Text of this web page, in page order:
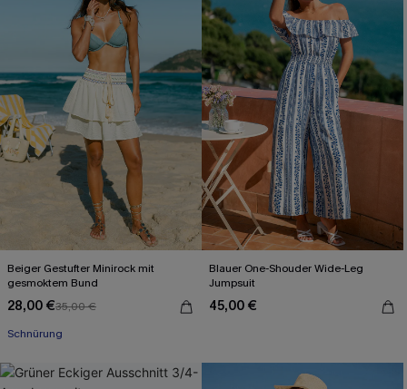
Beiger Gestufter Minirock mit
gesmoktem Bund
28,00 €35,00 €
Schnürung
Blauer One-Shouder Wide-Leg
Jumpsuit
45,00 €